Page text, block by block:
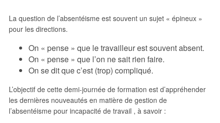
La question de l’absentéisme est souvent un sujet « épineux »
pour les directions.
On « pense » que le travailleur est souvent absent.
On « pense » que l’on ne sait rien faire.
On se dit que c’est (trop) compliqué.
L’objectif de cette demi-journée de formation est d’appréhender
les dernières nouveautés en matière de gestion de
l’absentéisme pour incapacité de travail , à savoir :